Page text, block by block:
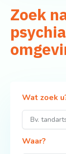
Zoek
Wat zoek
Waar?